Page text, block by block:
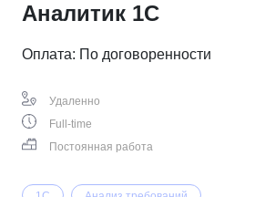
Аналитик 1С
Оплата: По договоренности
Удаленно
Full-time
Постоянная работа